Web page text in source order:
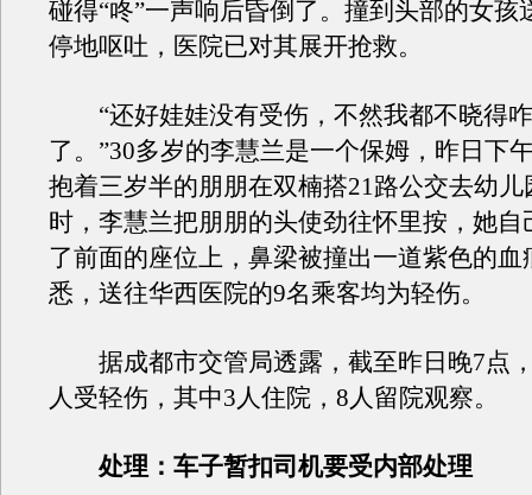
碰得“咚”一声响后昏倒了。撞到头部的女孩
停地呕吐，医院已对其展开抢救。
“还好娃娃没有受伤，不然我都不晓得
了。”30多岁的李慧兰是一个保姆，昨日下
抱着三岁半的朋朋在双楠搭21路公交去幼
时，李慧兰把朋朋的头使劲往怀里按，她自
了前面的座位上，鼻梁被撞出一道紫色的血
悉，送往华西医院的9名乘客均为轻伤。
据成都市交管局透露，截至昨日晚7点
人受轻伤，其中3人住院，8人留院观察。
处理：车子暂扣司机要受内部处理